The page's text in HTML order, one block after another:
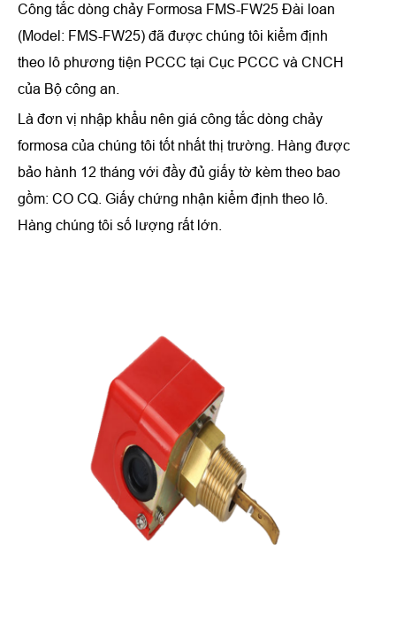
Công tắc dòng chảy Formosa FMS-FW25 Đài loan
(Model: FMS-FW25) đã được chúng tôi kiểm định
theo lô phương tiện PCCC tại Cục PCCC và CNCH
của Bộ công an.
Là đơn vị nhập khẩu nên giá công tắc dòng chảy
formosa của chúng tôi tốt nhất thị trường. Hàng được
bảo hành 12 tháng với đầy đủ giấy tờ kèm theo bao
gồm: CO CQ. Giấy chứng nhận kiểm định theo lô.
Hàng chúng tôi số lượng rất lớn.